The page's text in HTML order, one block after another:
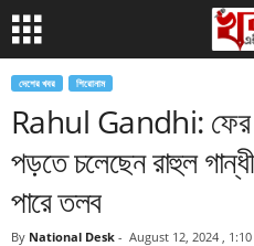
দেশের খবর শিরোনাম
Rahul Gandhi: ফের
পড়তে চলেছেন রাহুল
পারে তলব
By National Desk - August 12, 2024 , 1:10